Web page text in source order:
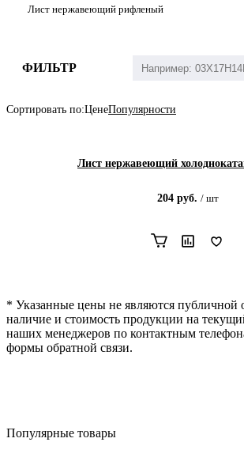
Лист нержавеющий рифленый
ФИЛЬТР
Сортировать по:ЦенеПопулярности
Лист нержавеющий
204 руб. / шт
* Указанные цены не являются публичной
наличие и стоимость продукции на
наших менеджеров по контактным
формы обратной связи.
Популярные товары